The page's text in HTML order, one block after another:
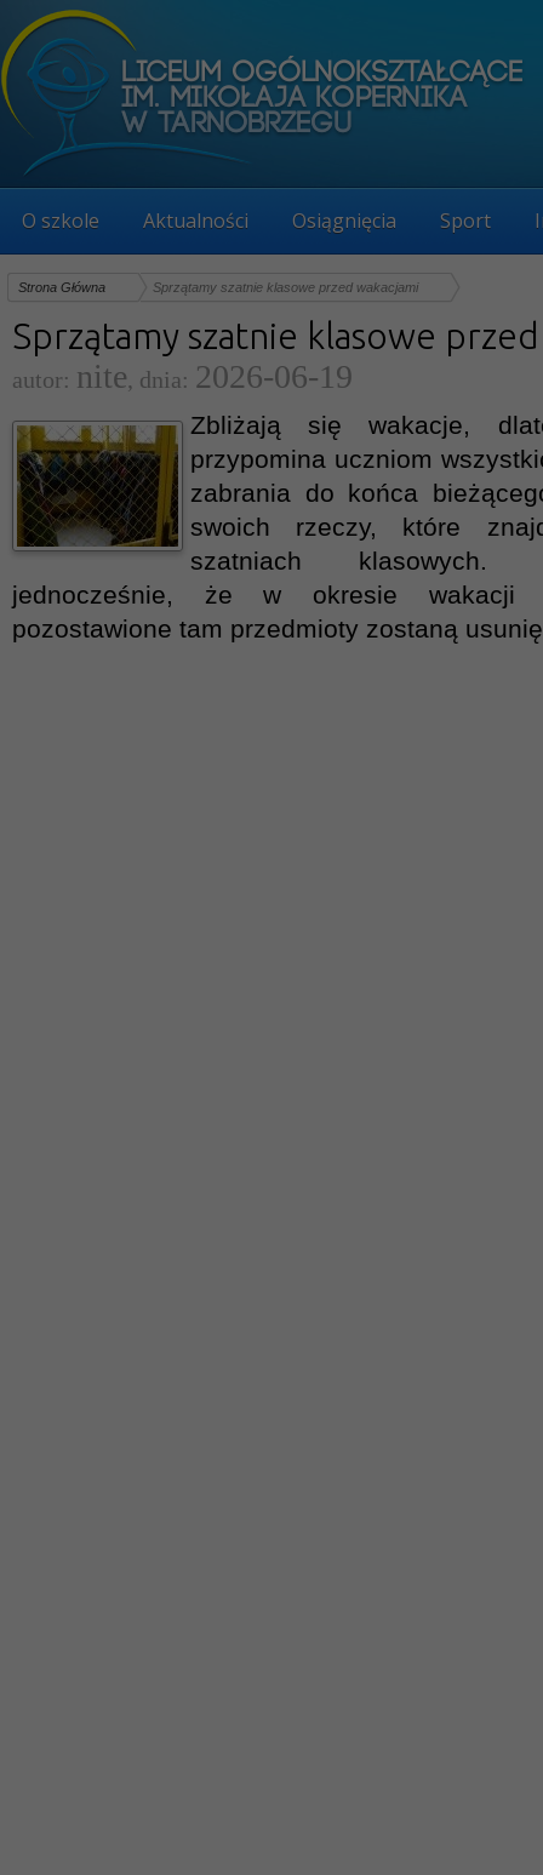
O szkole Aktualności Osiągnięcia Sport
Strona Główna Sprzątamy szatnie klasowe przed wakacjami
Sprzątamy szatnie klasowe
autor: nite, dnia: 2026-06-19
Zbliżają się wakacje,
przypomina uczniom
zabrania do końca
swoich rzeczy, które
szatniach klasowych.
jednocześnie, że w okresie wakacji
pozostawione tam przedmioty zostaną